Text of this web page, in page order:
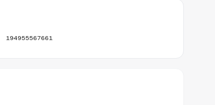
194955567661